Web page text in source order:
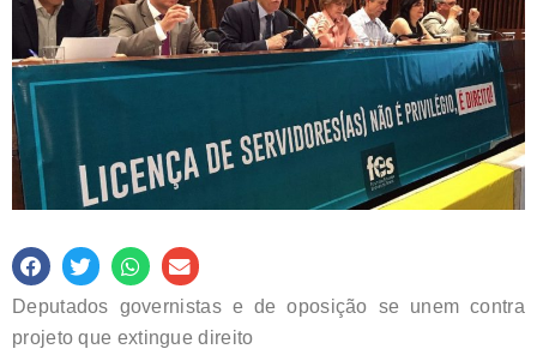
Deputados governistas e de oposição se unem contra
projeto que extingue direito